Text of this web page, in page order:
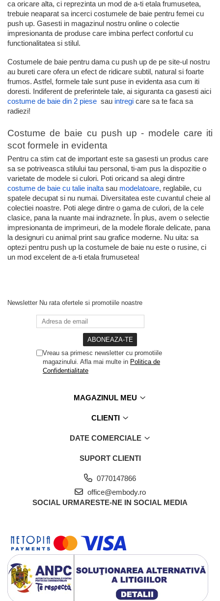
ca oricare alta, ci reprezinta un mod de a-ti etala frumusetea,
trebuie neaparat sa incerci costumele de baie pentru femei cu
push up. Gasesti in magazinul nostru online o colectie
impresionanta de produse care imbina perfect confortul cu
functionalitatea si stilul.
Costumele de baie pentru dama cu push up de pe site-ul nostru
au bureti care ofera un efect de ridicare subtil, natural si foarte
frumos. Astfel, formele tale sunt puse in evidenta asa cum iti
doresti. Indiferent de preferintele tale, ai siguranta ca gasesti aici
costume de baie din 2 piese sau intregi care sa te faca sa
radiezi!
Costume de baie cu push up - modele care iti
scot formele in evidenta
Pentru ca stim cat de important este sa gasesti un produs care
sa se potriveasca stilului tau personal, ti-am pus la dispozitie o
varietate de modele si culori. Poti oricand sa alegi dintre
costume de baie cu talie inalta sau modelatoare, reglabile, cu
spatele decupat si nu numai. Diversitatea este cuvantul cheie al
colectiei noastre. Poti alege dintre o gama de culori, de la cele
clasice, pana la nuante mai indraznete. În plus, avem o selectie
impresionanta de imprimeuri, de la modele florale delicate, pana
la designuri cu animal print sau grafice moderne. Nu uita: sa
optezi pentru push up la costumele de baie nu este o rusine, ci
un mod excelent de a-ti etala frumusetea!
Newsletter Nu rata ofertele si promotiile noastre
Vreau sa primesc newsletter cu promotiile
magazinului. Afla mai multe in Politica de
Confidentialitate
MAGAZINUL MEU
CLIENTI
DATE COMERCIALE
SUPORT CLIENTI
0770147866
office@embody.ro
SOCIAL URMARESTE-NE IN SOCIAL MEDIA